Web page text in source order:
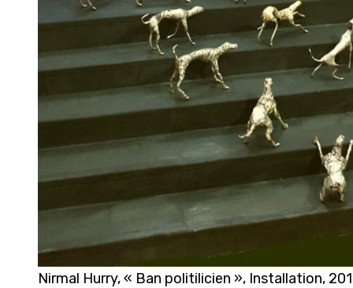
Nirmal Hurry, « Ban politilicien », Installation,